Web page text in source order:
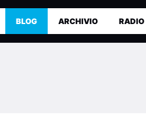
BLOG ARCHIVIO RADIO